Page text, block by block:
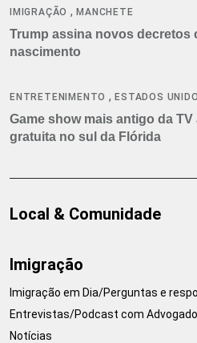
IMIGRAÇÃO ,MANCHETE
Trump assina novos decretos
nascimento
ENTRETENIMENTO ,ESTADOS
Game show mais antigo da
gratuita no sul da Flórida
Local & Comunidade
Imigração
Imigração em Dia/Perguntas e
Entrevistas/Podcast com
Notícias